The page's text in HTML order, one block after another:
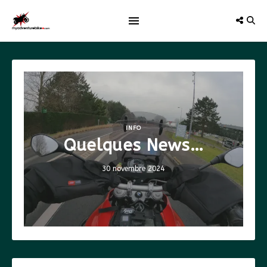
INFO
Quelques News…
30 novembre 2024